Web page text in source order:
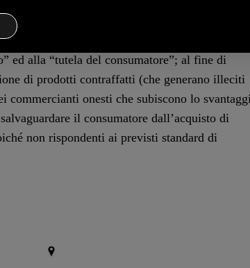
bolognesi costituisce un’ulteriore
esercitato dal Corpo a “tutela della leale
ed alla “tutela del consumatore”; al fine di
di prodotti contraffatti (che generano illeciti
commercianti onesti che subiscono lo
il consumatore dall’acquisto di
non rispondenti ai previsti standard di